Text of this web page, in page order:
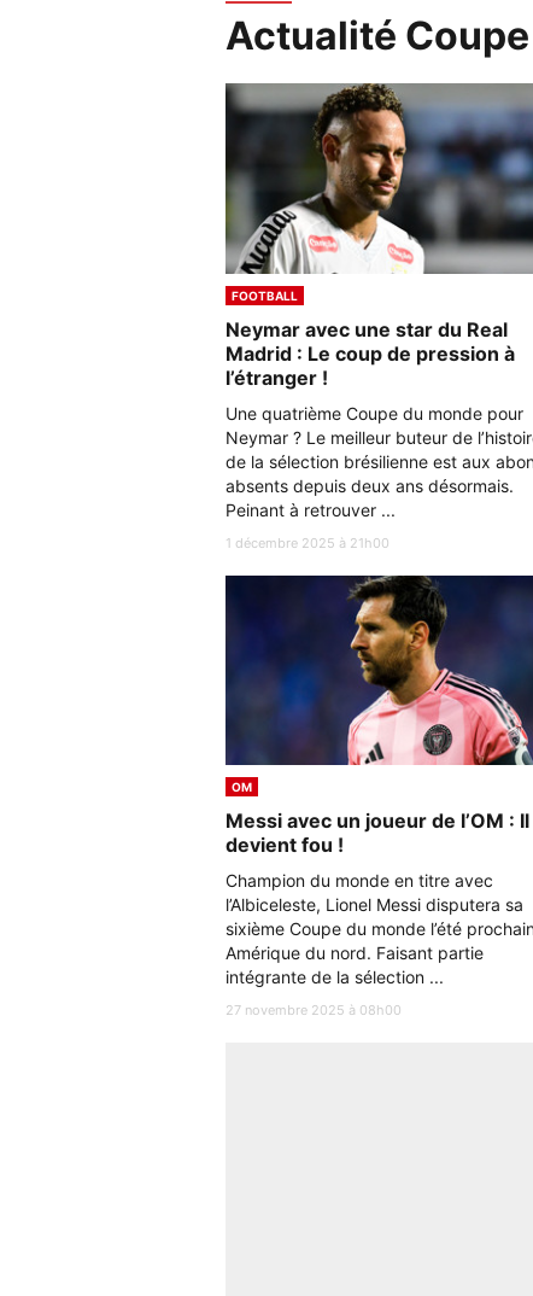
Actualité
FOOTBALL
Neymar avec une star du Real
Madrid : Le coup de pression à
l’étranger !
Une quatrième Coupe du monde pour
Neymar ? Le meilleur buteur de
de la sélection brésilienne est aux
absents depuis deux ans désormais.
Peinant à retrouver ...
1 décembre 2025 à 21h00
OM
Messi avec un joueur de l’OM : Il
devient fou !
Champion du monde en titre avec
l’Albiceleste, Lionel Messi disputera sa
sixième Coupe du monde l’été
Amérique du nord. Faisant partie
intégrante de la sélection ...
27 novembre 2025 à 08h00